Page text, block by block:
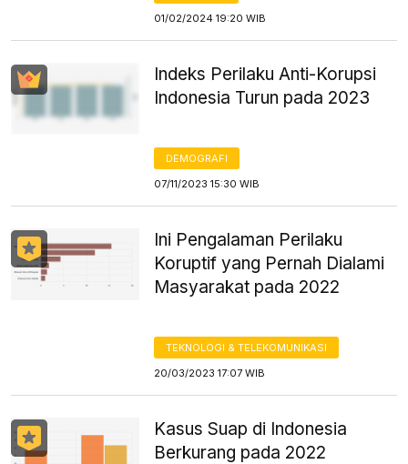
01/02/2024 19:20 WIB
Indeks Perilaku Anti-Korupsi
Indonesia Turun pada 2023
DEMOGRAFI
07/11/2023 15:30 WIB
Ini Pengalaman Perilaku
Koruptif yang Pernah Dialami
Masyarakat pada 2022
TEKNOLOGI & TELEKOMUNIKASI
20/03/2023 17:07 WIB
Kasus Suap di Indonesia
Berkurang pada 2022